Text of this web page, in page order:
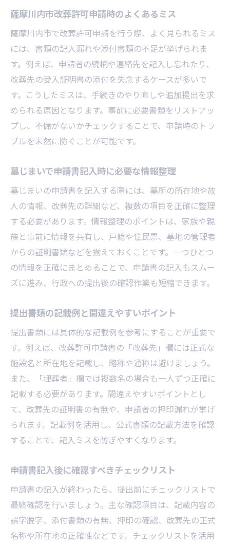
薩摩川内市改葬許可申請時のよくあるミス
薩摩川内市で改葬許可申請を行う際、よく見られるミス
には、書類の記入漏れや添付書類の不足が挙げられま
す。例えば、申請者の続柄や連絡先を記入し忘れたり、
改葬先の受入証明書の添付を失念するケースが多いで
す。こうしたミスは、手続きのやり直しや追加提出を求
められる原因となります。事前に必要書類をリストアッ
プし、不備がないかチェックすることで、申請時のトラ
ブルを未然に防ぐことが可能です。
墓じまいで申請書記入時に必要な情報整理
墓じまいの申請書を記入する際には、墓所の所在地や故
人の情報、改葬先の詳細など、複数の項目を正確に整理
する必要があります。情報整理のポイントは、家族や親
族と事前に情報を共有し、戸籍や住民票、墓地の管理者
からの証明書類などを揃えておくことです。一つひとつ
の情報を正確にまとめることで、申請書の記入もスムー
ズに進み、行政への提出後の確認作業も短縮できます。
提出書類の記載例と間違えやすいポイント
提出書類には具体的な記載例を参考にすることが重要で
す。例えば、改葬許可申請書の「改葬先」欄には正式な
施設名と所在地を記載し、略称や通称は避けましょう。
また、「埋葬者」欄では複数名の場合も一人ずつ正確に
記載する必要があります。間違えやすいポイントとし
て、改葬先の証明書の有無や、申請者の押印漏れが挙げ
られます。記載例を活用し、公式書類の記載方法を確認
することで、記入ミスを防ぎやすくなります。
申請書記入後に確認すべきチェックリスト
申請書の記入が終わったら、提出前にチェックリストで
最終確認を行いましょう。主な確認項目は、記載内容の
誤字脱字、添付書類の有無、押印の確認、改葬先の正式
名称や所在地の正確性などです。チェックリストを活用